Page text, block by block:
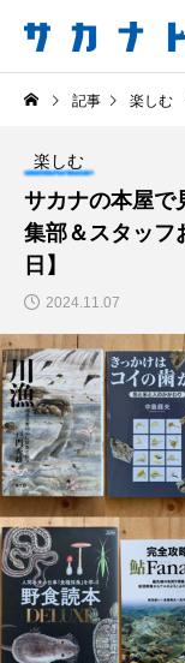
サカナをもっと好きになる
知る 食べる 楽
注目記事 サ
食べる
＜ツバメウオ＞は意
と美味しい！ “でか
鰭”が特徴的な魚を実
際に食べてみた
2026.08.05
記事 楽しむ
楽しむ
サカナの本屋
集部＆スタッフ
日】
2024.11.07